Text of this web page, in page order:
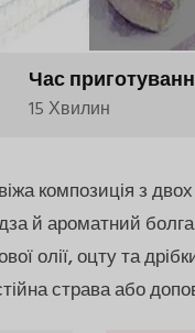
Час
15 Хвилин
композиція з
й ароматний
олії, оцту та
страва або